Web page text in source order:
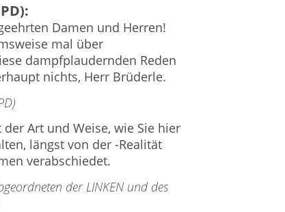
Damen und Herren!
mal über
dampfplaudernden Reden
nichts, Herr Brüderle.
Art und Weise, wie Sie hier
längst von der -Realität
verabschiedet.
der LINKEN und des